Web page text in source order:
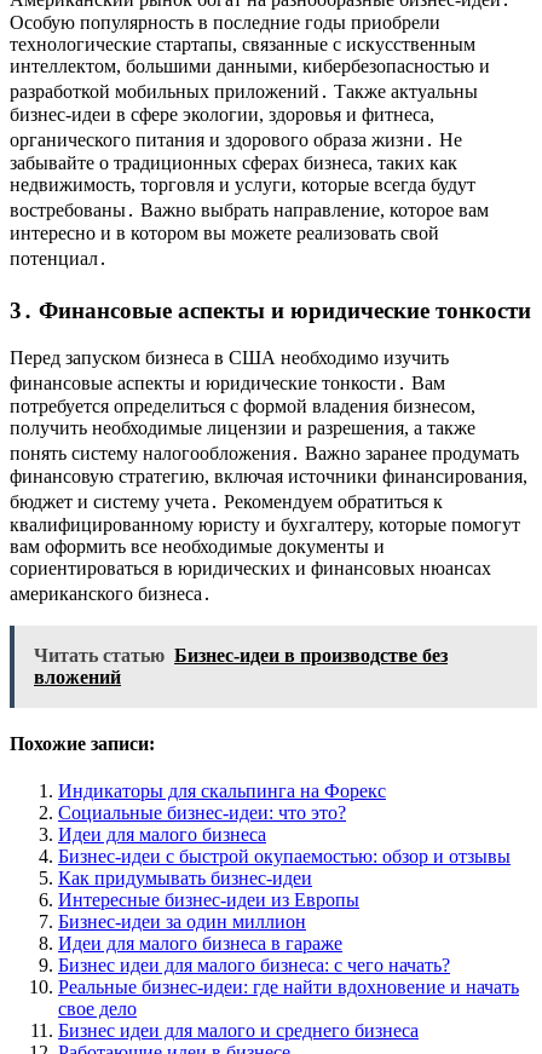
Особую популярность в последние годы приобрели
технологические стартапы, связанные с искусственным
интеллектом, большими данными, кибербезопасностью и
разработкой мобильных приложений․ Также актуальны
бизнес-идеи в сфере экологии, здоровья и фитнеса,
органического питания и здорового образа жизни․ Не
забывайте о традиционных сферах бизнеса, таких как
недвижимость, торговля и услуги, которые всегда будут
востребованы․ Важно выбрать направление, которое вам
интересно и в котором вы можете реализовать свой
потенциал․
3․ Финансовые аспекты и юридические тонкости
Перед запуском бизнеса в США необходимо изучить
финансовые аспекты и юридические тонкости․ Вам
потребуется определиться с формой владения бизнесом,
получить необходимые лицензии и разрешения, а также
понять систему налогообложения․ Важно заранее продумать
финансовую стратегию, включая источники финансирования,
бюджет и систему учета․ Рекомендуем обратиться к
квалифицированному юристу и бухгалтеру, которые помогут
вам оформить все необходимые документы и
сориентироваться в юридических и финансовых нюансах
американского бизнеса․
Читать статью Бизнес-идеи в производстве без
вложений
Похожие записи:
Индикаторы для скальпинга на Форекс
Социальные бизнес-идеи: что это?
Идеи для малого бизнеса
Бизнес-идеи с быстрой окупаемостью: обзор и отзывы
Как придумывать бизнес-идеи
Интересные бизнес-идеи из Европы
Бизнес-идеи за один миллион
Идеи для малого бизнеса в гараже
Бизнес идеи для малого бизнеса: с чего начать?
Реальные бизнес-идеи: где найти вдохновение и начать
свое дело
Бизнес идеи для малого и среднего бизнеса